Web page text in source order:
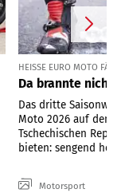
HEISSE EURO MOTO
Da brannte nicht
Das dritte
Moto 2026 auf dem
Tschechischen
bieten: sengend
Motorsport